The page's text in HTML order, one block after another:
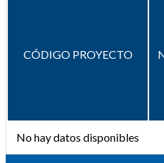
CÓDIGO PROYECTO
No hay datos disponibles